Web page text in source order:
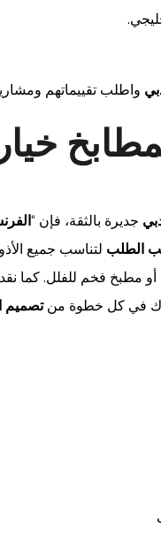
واطلب تقييماتهم
جديرة بالثقة، فإن “
الطلب لتناسب جميع
مطبخ فخم للفلل. كما
في كل خطوة منتصميم